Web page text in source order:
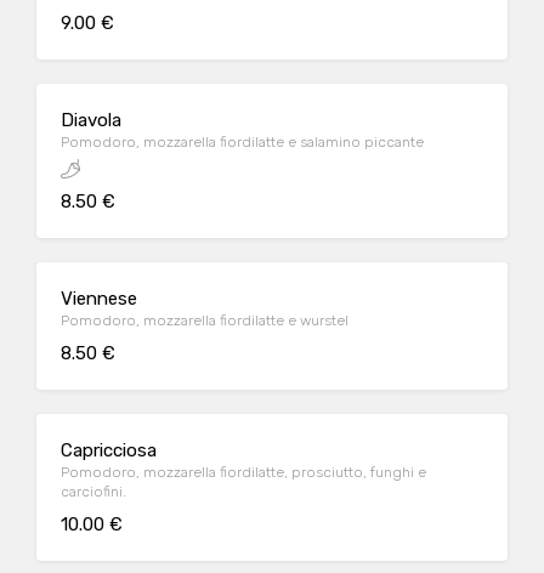
9.00 €
Diavola
Pomodoro, mozzarella fiordilatte e salamino piccante
8.50 €
Viennese
Pomodoro, mozzarella fiordilatte e wurstel
8.50 €
Capricciosa
Pomodoro, mozzarella fiordilatte, prosciutto, funghi e
carciofini.
10.00 €